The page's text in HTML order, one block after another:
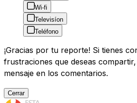
Wi-fi
Televisíon
Teléfono
¡Gracias por tu reporte! Si tienes
frustraciones que deseas
mensaje en los comentarios.
Cerrar